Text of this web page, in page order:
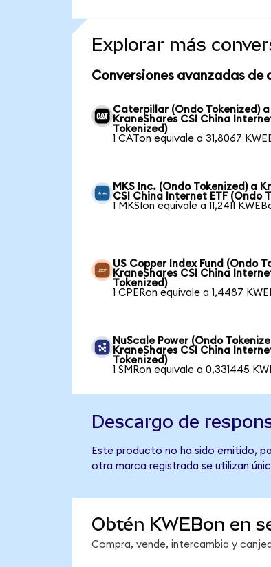
Explorar más
Conversiones avanzadas de
Caterpillar (Ondo Tokenized) a
KraneShares CSI China
Tokenized)
1 CATon equivale a 31,8067
MKS Inc. (Ondo Tokenized) a
CSI China Internet ETF (Ondo
1 MKSIon equivale a 11,2411
US Copper Index Fund (Ondo
KraneShares CSI China
Tokenized)
1 CPERon equivale a 1,4487
NuScale Power (Ondo
KraneShares CSI China
Tokenized)
1 SMRon equivale a 0,331445
Descargo de
Este producto no ha sido emitido,
otra marca registrada se utilizan
Obtén KWEBon en
Compra, vende, intercambia y